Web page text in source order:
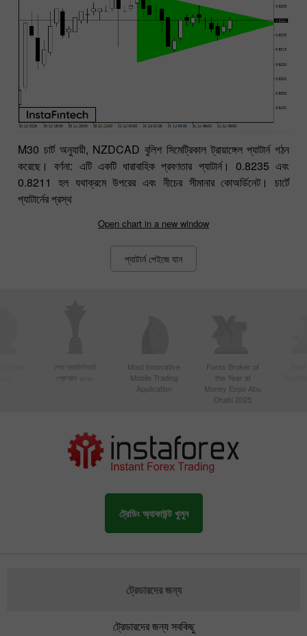
M30 চার্ট অনুযায়ী, NZDCAD বুলিশ সিমেট্রিকাল ট্রায়াঙ্গেল প্যাটার্ন গঠন
করেছে। বর্ণনা: এটি একটি ধারাবাহিক প্রবণতার প্যাটার্ন। 0.8235 এবং
0.8211 হল যথাক্রমে উপরের এবং নীচের সীমানার কোঅর্ডিনেট। চার্টে
প্যাটার্নের প্রস্থ
Open chart in a new window
প্যাটার্ন পেইজে যান
সেরা অ্যাফিলিয়েট
প্রোগ্রাম ২০২০
Most Innovative
Mobile Trading
Application
Forex Broker of
the Year at
Money Expo Abu
Dhabi 2025
ট্রেডিং অ্যাকাউন্ট খুলুন
ট্রেডারদের জন্য
ট্রেডারদের জন্য সবকিছু